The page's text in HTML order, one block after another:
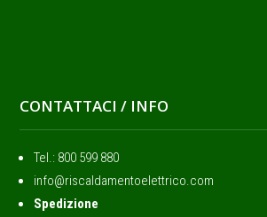
CONTATTACI / INFO
Tel.: ‭800 599 880
info@riscaldamentoelettrico.com
Spedizione